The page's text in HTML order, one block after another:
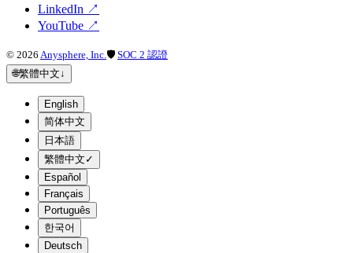
LinkedIn ↗
YouTube ↗
© 2026 Anysphere, Inc. 🛡 SOC 2 認證
🌐繁體中文↓
English
简体中文
日本語
繁體中文 ✓
Español
Français
Português
한국어
Deutsch